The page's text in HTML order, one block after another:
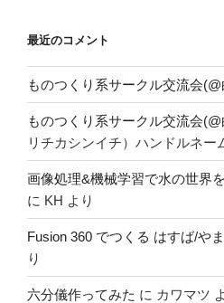
最近のコメント
ものつくり系サークル交流会
ものつくり系サークル交流会
リチカシンイチ）ハンドルネー
画像処理&機械学習で水の世界
に KH より
Fusion 360 でつくる はすば/や
り
六分儀作ってみた に カワマツ